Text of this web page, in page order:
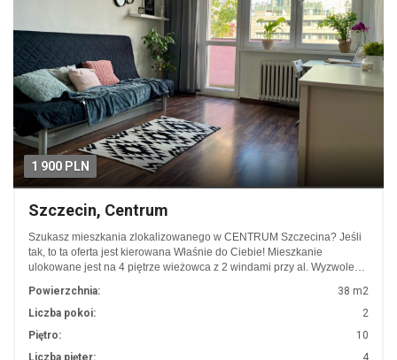
1 900 PLN
Szczecin, Centrum
Szukasz mieszkania zlokalizowanego w CENTRUM Szczecina? Jeśli
tak, to ta oferta jest kierowana Właśnie do Ciebie! Mieszkanie
ulokowane jest na 4 piętrze wieżowca z 2 windami przy al. Wyzwole…
Powierzchnia:
38 m2
Liczba pokoi:
2
Piętro:
10
Liczba pięter:
4